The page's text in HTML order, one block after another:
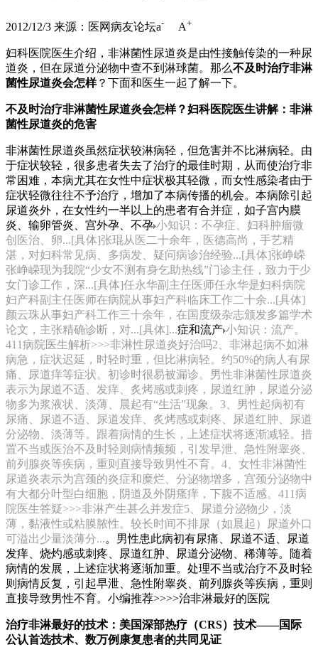
2012/12/3 来源：医网病友论坛a- A+
妇科医院医生介绍，非淋菌性尿道炎是由性接触传染的一种尿
道炎，但在尿道分泌物中查不到淋球菌。那么不及时治疗非淋
菌性尿道炎会怎样？下面和医生一起了解一下。
不及时治疗非淋菌性尿道炎会怎样？妇科医院医生讲解：非淋
菌性尿道炎的危害
非淋菌性尿道炎虽然症状较淋病轻，但危害并不比淋病轻。由
于症状较轻，很多患者失去了治疗的最佳时期，从而使治疗非
常困难，本病尤其在女性中症状极其轻微，而女性感染者由于
症状轻微往往不予治疗，增加了本病传播的机会。本病除引起
尿道炎外，在女性约一半以上的患者有合并症，如子宫内膜
炎、输卵管炎、宫外孕、不孕 小知识：不孕症、妇科肿瘤微
创医治、卵...[具体]张琨从医二十余年，医德高尚，手艺精
湛，对妇科常见病、多病发、疑问病诊治经验...[具体]张峥嵘
张峥嵘现为我院“少女不测有身乞助热线”门诊主任，致力于少
女门诊工作，深...[具体]任永华副主任医师任永华是妇科病院
妇产科副主任医师在病院从事妇产科临床工作二十余...[具体]
颜云珠从事妇产科工作三十余年，在国度级杂志颁发多篇学术
论文，主张精确诊断，对...[具体]...症和流产 小知识：流产。
411病院医生解析>>>非淋性尿道炎好治吗2、非淋起病不如淋
病急，症状迟延，时轻时重，但比淋病轻。约50%的病人有尿
痛、尿道痒等症状。初诊时很易被漏诊。男性非淋菌性尿道炎
表示为尿道不适、发痒、炙烤感或刺疼，尿道红肿，尿道分泌
物多为浆液状、淡薄、晨起有“生活”现象。3、男性起病初有
尿痛、尿道不适、尿道发痒、炙烤感或刺疼、尿道红肿、尿道
分泌物、淡薄等。跟着病情的生长，上述症状将逐渐减轻。措
置不当或医治不及时轻则病情频频，引发早泄、急性附睾炎、
前列腺炎等疾病，重则直接导致男性不育。4、女性非淋菌性
尿道炎表示为宫颈的炎症和糜烂、分泌物增多，宫颈分泌物中
有大都分叶型白细胞，阴道及外阴瘙痒，下腹不适感。411病
院医生答疑>>>非淋产生甚么并发症5、尿道分泌物少，淡
薄，黏液性或粘膜脓性。较长时间不排尿（如晨起）尿道外口
可溢出少量淡薄分...。男性患此病初有尿痛、尿道不适、尿道
发痒、烧灼感或刺疼、尿道红肿、尿道分泌物、稀薄等。随着
病情的发展，上述症状将逐渐加重。处理不当或治疗不及时轻
则病情反复，引起早泄、急性附睾炎、前列腺炎等疾病，重则
直接导致男性不育。小编推荐>>>>治非淋最好的医院
治疗非淋最好的技术：美国深部热疗（CRS）技术——国际
公认首选技术、数万例康复患者的共同见证